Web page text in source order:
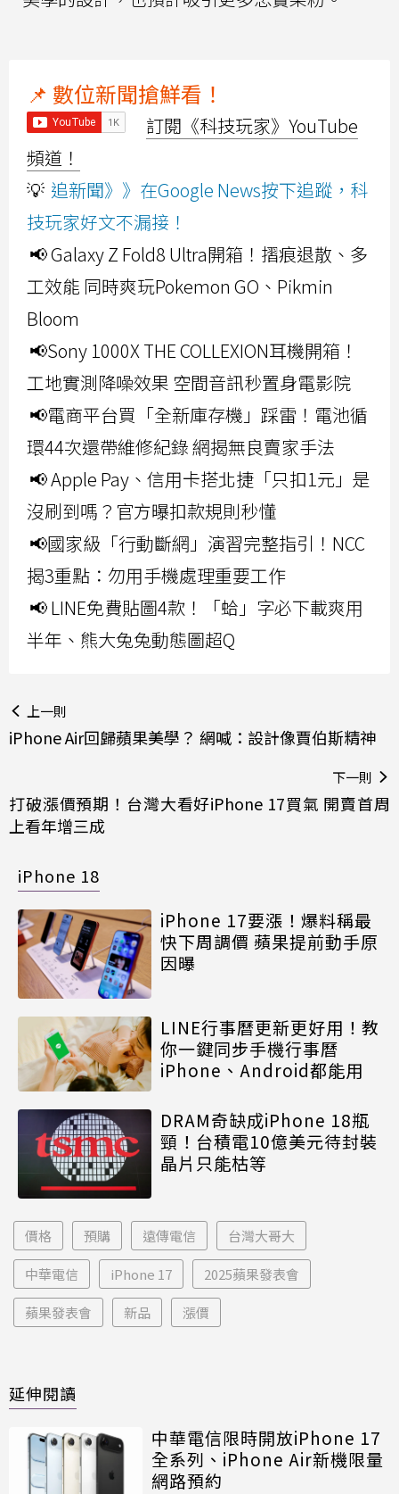
📌 數位新聞搶鮮看！
訂閱《科技玩家》YouTube
頻道！
💡 追新聞》》在Google News按下追蹤，科
技玩家好文不漏接！
📢 Galaxy Z Fold8 Ultra開箱！摺痕退散、多
工效能 同時爽玩Pokemon GO、Pikmin
Bloom
📢Sony 1000X THE COLLEXION耳機開箱！
工地實測降噪效果 空間音訊秒置身電影院
📢電商平台買「全新庫存機」踩雷！電池循
環44次還帶維修紀錄 網揭無良賣家手法
📢 Apple Pay、信用卡搭北捷「只扣1元」是
沒刷到嗎？官方曝扣款規則秒懂
📢國家級「行動斷網」演習完整指引！NCC
揭3重點：勿用手機處理重要工作
📢 LINE免費貼圖4款！「蛤」字必下載爽用
半年、熊大兔兔動態圖超Q
上一則
iPhone Air回歸蘋果美學？ 網喊：設計像賈伯斯精神
下一則
打破漲價預期！台灣大看好iPhone 17買氣 開賣首周
上看年增三成
iPhone 18
iPhone 17要漲！爆料稱最
快下周調價 蘋果提前動手原
因曝
LINE行事曆更新更好用！教
你一鍵同步手機行事曆
iPhone、Android都能用
DRAM奇缺成iPhone 18瓶
頸！台積電10億美元待封裝
晶片只能枯等
價格 預購 遠傳電信 台灣大哥大
中華電信 iPhone 17 2025蘋果發表會
蘋果發表會 新品 漲價
延伸閱讀
中華電信限時開放iPhone 17
全系列、iPhone Air新機限量
網路預約